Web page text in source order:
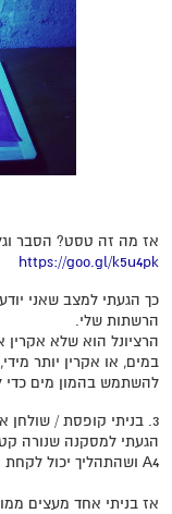
אז מה זה טסט? הסבר
https://goo.gl/k5u4pk
כך הגעתי למצב שאני
הרשתות שלי.
הרציונל הוא שלא אקרין
במים, או אקרין יותר
להשתמש בהמון מים כדי
3. בניתי קופסת / שולחן אור להקרנת הרשתות.
הגעתי למסקנה שנורה
A4 ושהתהליך יכול לקחת הרבה פחות זמן עם שולחן אור פשוט.
אז בניתי אחד מעצים